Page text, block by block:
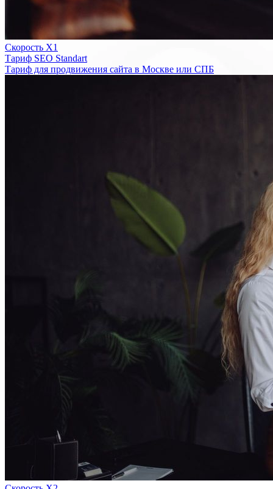
Скорость Х1
Тариф SEO Standart
Тариф для продвижения сайта в Москве или СПБ